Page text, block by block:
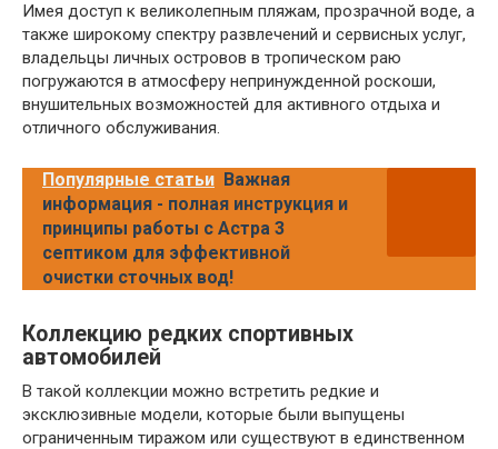
Имея доступ к великолепным пляжам, прозрачной воде, а
также широкому спектру развлечений и сервисных услуг,
владельцы личных островов в тропическом раю
погружаются в атмосферу непринужденной роскоши,
внушительных возможностей для активного отдыха и
отличного обслуживания.
Популярные статьи Важная
информация - полная инструкция и
принципы работы с Астра 3
септиком для эффективной
очистки сточных вод!
Коллекцию редких спортивных
автомобилей
В такой коллекции можно встретить редкие и
эксклюзивные модели, которые были выпущены
ограниченным тиражом или существуют в единственном